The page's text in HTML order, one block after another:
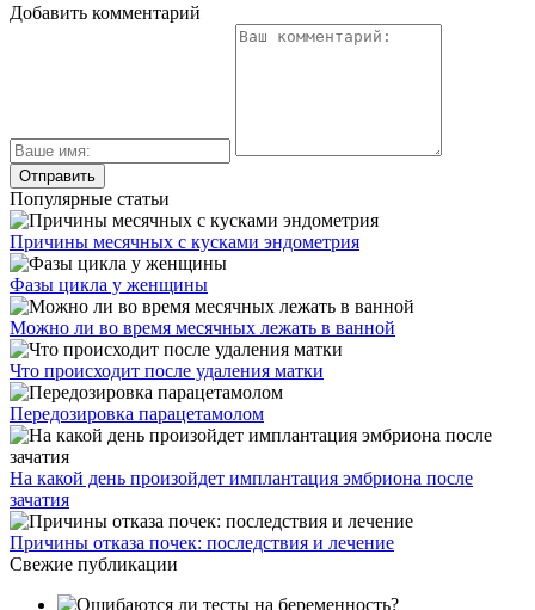
Добавить комментарий
Популярные статьи
Причины месячных с кусками эндометрия
Фазы цикла у женщины
Можно ли во время месячных лежать в ванной
Что происходит после удаления матки
Передозировка парацетамолом
На какой день произойдет имплантация эмбриона после
зачатия
Причины отказа почек: последствия и лечение
Свежие публикации